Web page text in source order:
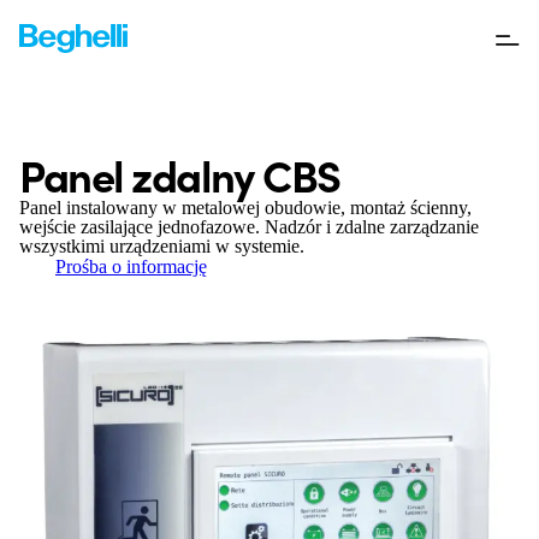
Panel zdalny CBS
Panel instalowany w metalowej obudowie, montaż ścienny,
wejście zasilające jednofazowe. Nadzór i zdalne zarządzanie
wszystkimi urządzeniami w systemie.
Prośba o informację